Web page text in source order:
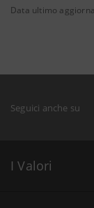
Data ultimo
Seguici anche su
I Valori